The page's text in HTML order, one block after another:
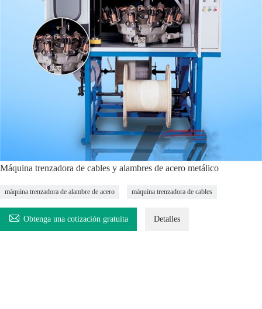
Máquina trenzadora de cables y alambres de acero metálico
máquina trenzadora de alambre de acero máquina trenzadora de cables
 Obtenga una cotización gratuita Detalles